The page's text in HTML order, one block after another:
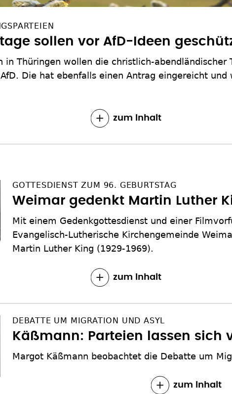
sollen vor AfD-Ideen
in Thüringen wollen die christlich-abendländischer
Die hat ebenfalls einen Antrag eingereicht
zum Inhalt
GOTTESDIENST ZUM 96. GEBURTSTAG
Weimar gedenkt Martin Luther
Mit einem Gedenkgottesdienst und einer
Evangelisch-Lutherische Kirchengemeinde
Martin Luther King (1929-1969).
zum Inhalt
DEBATTE UM MIGRATION UND ASYL
Käßmann: Parteien lassen sich
Margot Käßmann beobachtet die Debatte um
zum Inhalt